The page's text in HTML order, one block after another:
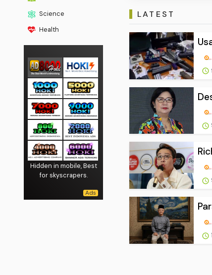
Science
Health
Hidden in mobile, Best
for skyscrapers.
LATEST